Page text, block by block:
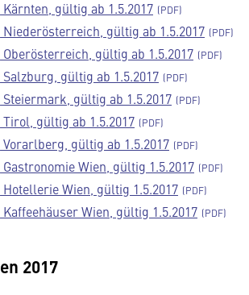
gültig ab 1.5.2017
gültig ab 1.5.2017
gültig ab 1.5.2017
gültig ab 1.5.2017
gültig ab 1.5.2017
gültig ab 1.5.2017
gültig ab 1.5.2017
Wien, gültig 1.5.2017
Wien, gültig 1.5.2017
Wien, gültig 1.5.2017
2017